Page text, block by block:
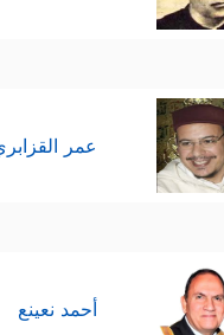
عمر
أحمد نعينع